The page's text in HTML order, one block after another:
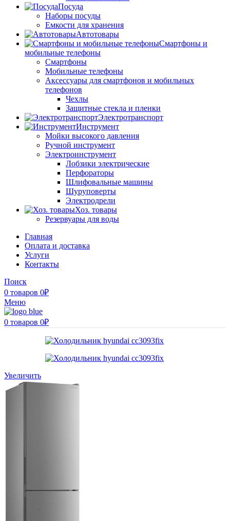
Посуда
Наборы посуды
Емкости для хранения
Автотовары
Смартфоны и
мобильные телефоны
Смартфоны
Мобильные телефоны
Аксессуары для смартфонов и мобильных
телефонов
Чехлы
Защитные стекла и пленки
Электротранспорт
Инструмент
Мойки высокого давления
Ручной инструмент
Электроинструмент
Лобзики электрические
Перфораторы
Шлифовальные машины
Шуруповерты
Электродрели
Хоз. товары
Резервуары для воды
Главная
Оплата и доставка
Услуги
Контакты
Поиск
0 товаров 0₽
Меню
0 товаров 0₽
Увеличить